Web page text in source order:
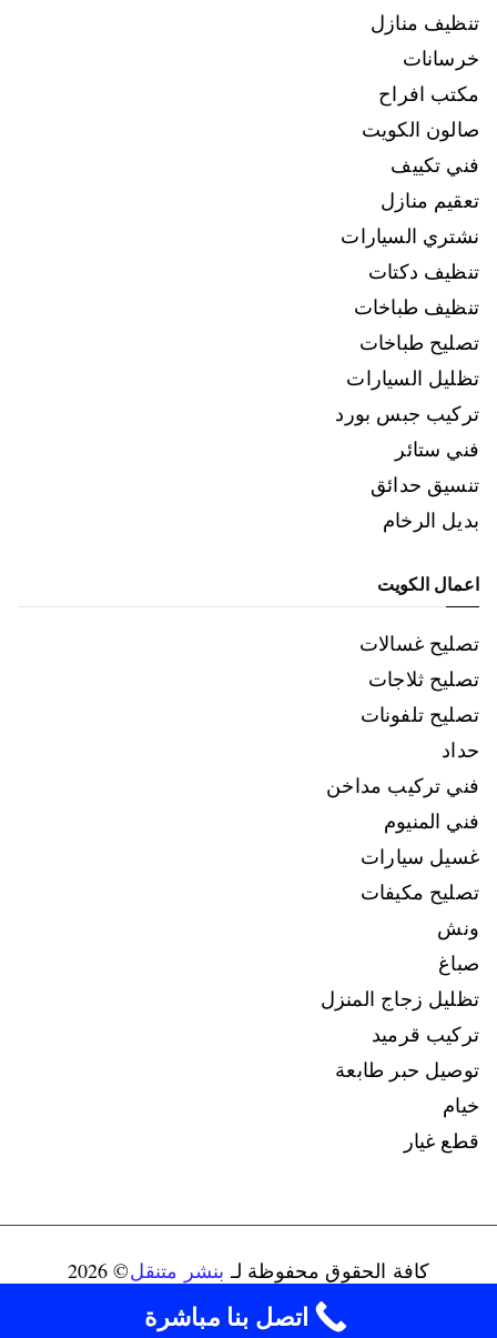
تنظيف منازل
خرسانات
مكتب افراح
صالون الكويت
فني تكييف
تعقيم منازل
نشتري السيارات
تنظيف دكتات
تنظيف طباخات
تصليح طباخات
تظليل السيارات
تركيب جبس بورد
فني ستائر
تنسيق حدائق
بديل الرخام
اعمال الكويت
تصليح غسالات
تصليح ثلاجات
تصليح تلفونات
حداد
فني تركيب مداخن
فني المنيوم
غسيل سيارات
تصليح مكيفات
ونش
صباغ
تظليل زجاج المنزل
تركيب قرميد
توصيل حبر طابعة
خيام
قطع غيار
كافة الحقوق محفوظة لـ بنشر متنقل© 2026
connect@ads-kuwait.net
+96598080146‬اتصل بنا مباشرة